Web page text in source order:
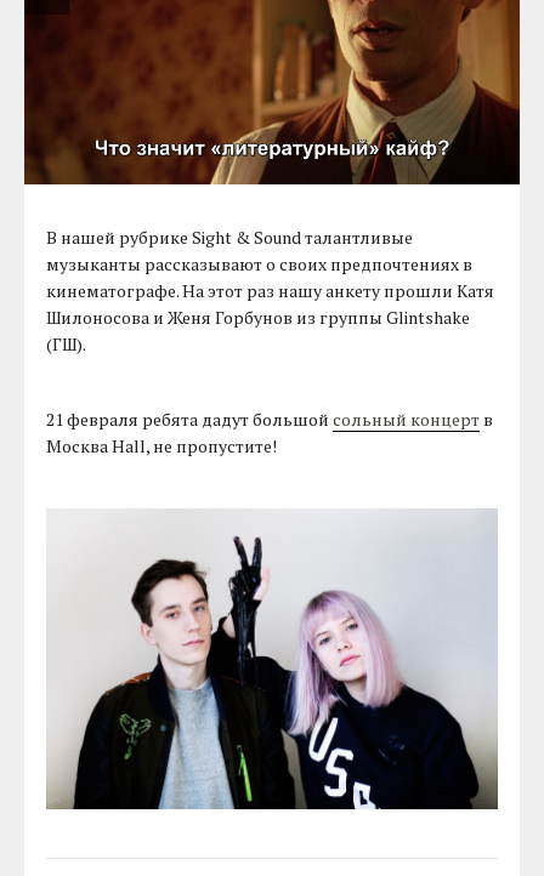
В нашей рубрике Sight & Sound талантливые
музыканты рассказывают о своих предпочтениях в
кинематографе. На этот раз нашу анкету прошли Катя
Шилоносова и Женя Горбунов из группы Glintshake
(ГШ).
21 февраля ребята дадут большойсольный концерт в
Москва Hall, не пропустите!